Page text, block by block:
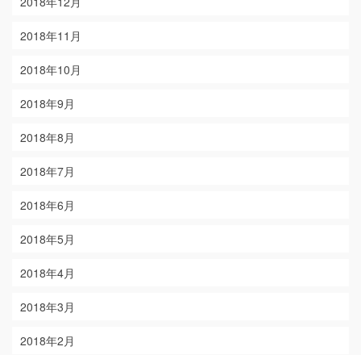
2018年11月
2018年10月
2018年9月
2018年8月
2018年7月
2018年6月
2018年5月
2018年4月
2018年3月
2018年2月